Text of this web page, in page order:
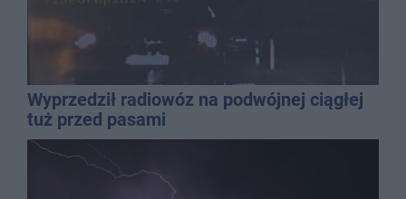
Wyprzedził radiowóz na podwójnej ciągłej
tuż przed pasami